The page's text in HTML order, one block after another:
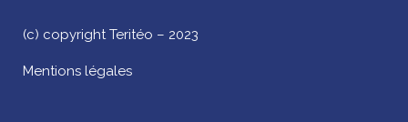
(c) copyright Teritéo – 2023
Mentions légales